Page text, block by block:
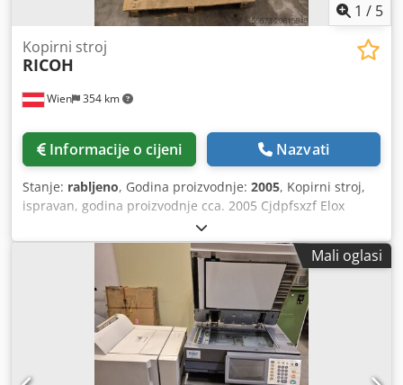
1 / 5
Wien 354 km
Kopirni stroj
RICOH
Informacije o cijeni Nazvati
Stanje: rabljeno, Godina proizvodnje: 2005, Kopirni stroj,
ispravan, godina proizvodnje cca. 2005 Cjdpfsxzf Elox
Mali oglasi